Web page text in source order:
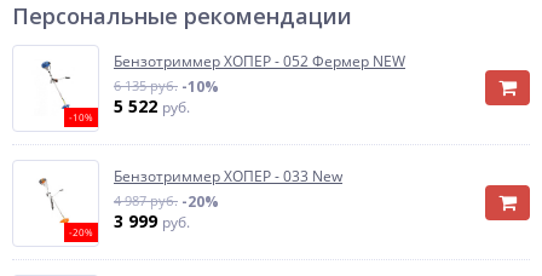
Персональные рекомендации
-10%
Бензотриммер ХОПЕР - 052 Фермер NEW
6 135 руб. -10%
5 522 руб.
-20%
Бензотриммер ХОПЕР - 033 New
4 987 руб. -20%
3 999 руб.